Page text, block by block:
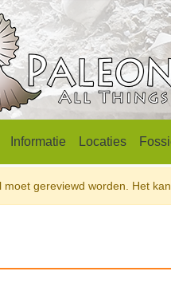
Informatie Locaties
moet gereviewd worden. Het